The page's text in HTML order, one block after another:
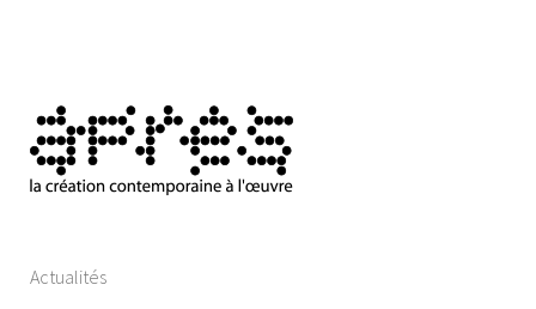
Actualités